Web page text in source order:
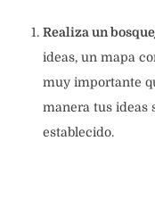
Realiza un
ideas, un mapa
muy importante
manera tus ideas
establecido.